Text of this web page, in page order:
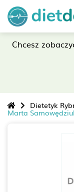
Chcesz
Dietetyk
Marta